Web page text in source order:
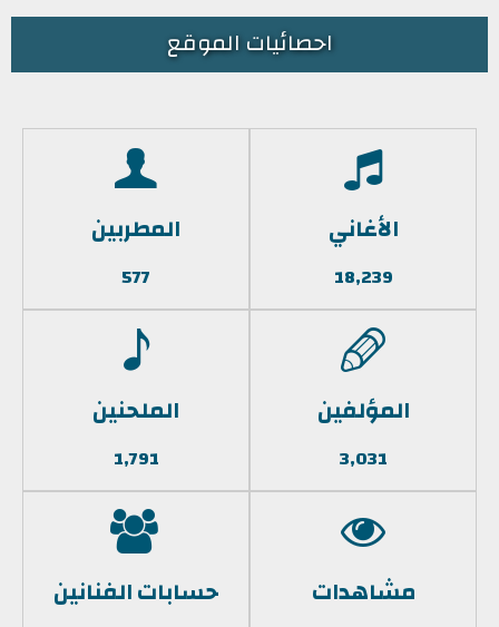
احصائيات الموقع
الأغاني
18,239
المطربين
577
المؤلفين
3,031
الملحنين
1,791
مشاهدات حسابات الفنانين